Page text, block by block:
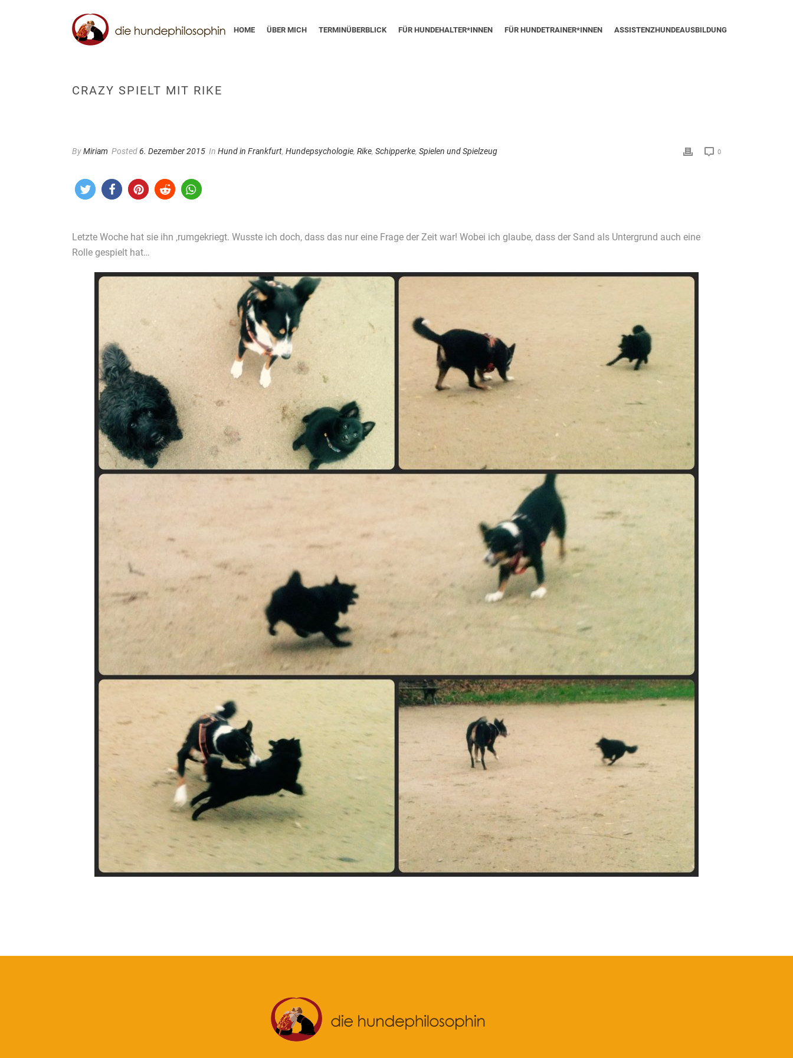
HOME ÜBER MICH TERMINÜBERBLICK FÜR HUNDEHALTER*INNEN FÜR HUNDETRAINER*INNEN ASSISTENZHUNDEAUSBILDUNG
CRAZY SPIELT MIT RIKE
ByMiriam Posted6. Dezember 2015 In Hund in Frankfurt, Hundepsychologie, Rike, Schipperke, Spielen und Spielzeug 0
Letzte Woche hat sie ihn ‚rumgekriegt. Wusste ich doch, dass das nur eine Frage der Zeit war! Wobei ich glaube, dass der Sand als Untergrund auch eine
Rolle gespielt hat…